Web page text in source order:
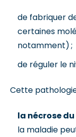
de fabriquer
certaines
notamment) ;
de réguler le
Cette
la nécrose
la maladie